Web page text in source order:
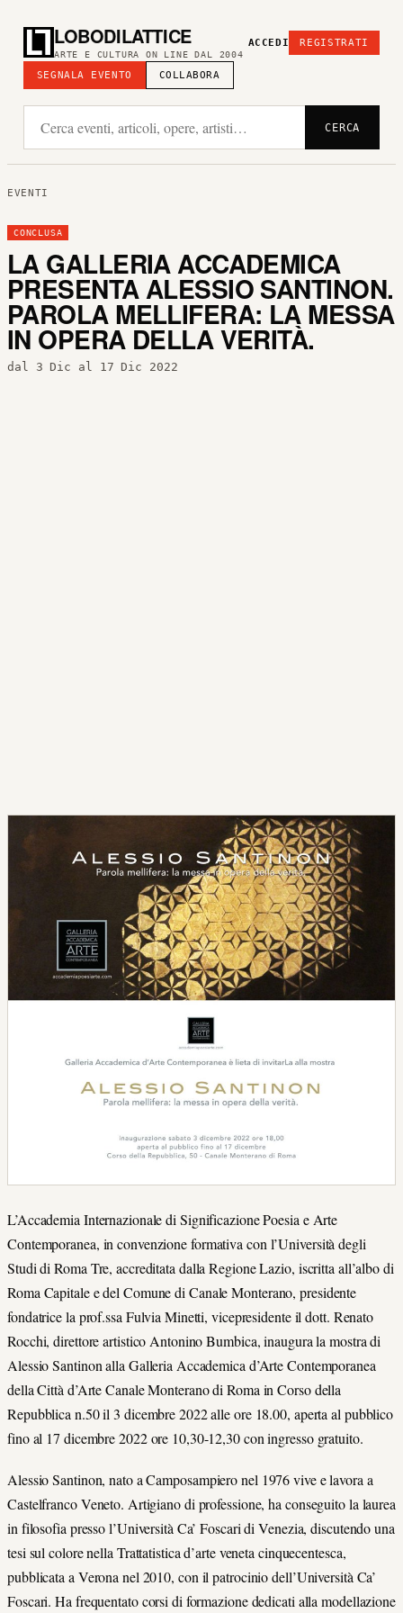
LOBODILATTICE
ARTE E CULTURA ON LINE DAL 2004
SEGNALA EVENTO COLLABORA
ACCEDI REGISTRATI
CERCA
EVENTI
CONCLUSA
LA GALLERIA ACCADEMICA
PRESENTA ALESSIO SANTINON.
PAROLA MELLIFERA: LA MESSA
IN OPERA DELLA VERITÀ.
dal 3 Dic al 17 Dic 2022
L’Accademia Internazionale di Significazione Poesia e Arte
Contemporanea, in convenzione formativa con l’Università degli
Studi di Roma Tre, accreditata dalla Regione Lazio, iscritta all’albo di
Roma Capitale e del Comune di Canale Monterano, presidente
fondatrice la prof.ssa Fulvia Minetti, vicepresidente il dott. Renato
Rocchi, direttore artistico Antonino Bumbica, inaugura la mostra di
Alessio Santinon alla Galleria Accademica d’Arte Contemporanea
della Città d’Arte Canale Monterano di Roma in Corso della
Repubblica n.50 il 3 dicembre 2022 alle ore 18.00, aperta al pubblico
fino al 17 dicembre 2022 ore 10,30-12,30 con ingresso gratuito.
Alessio Santinon, nato a Camposampiero nel 1976 vive e lavora a
Castelfranco Veneto. Artigiano di professione, ha conseguito la laurea
in filosofia presso l’Università Ca’ Foscari di Venezia, discutendo una
tesi sul colore nella Trattatistica d’arte veneta cinquecentesca,
pubblicata a Verona nel 2010, con il patrocinio dell’Università Ca’
Foscari. Ha frequentato corsi di formazione dedicati alla modellazione